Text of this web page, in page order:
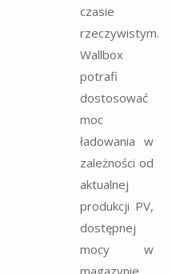
czasie
rzeczywistym.
Wallbox
potrafi
dostosować
moc
ładowania w
zależności od
aktualnej
produkcji PV,
dostępnej
mocy w